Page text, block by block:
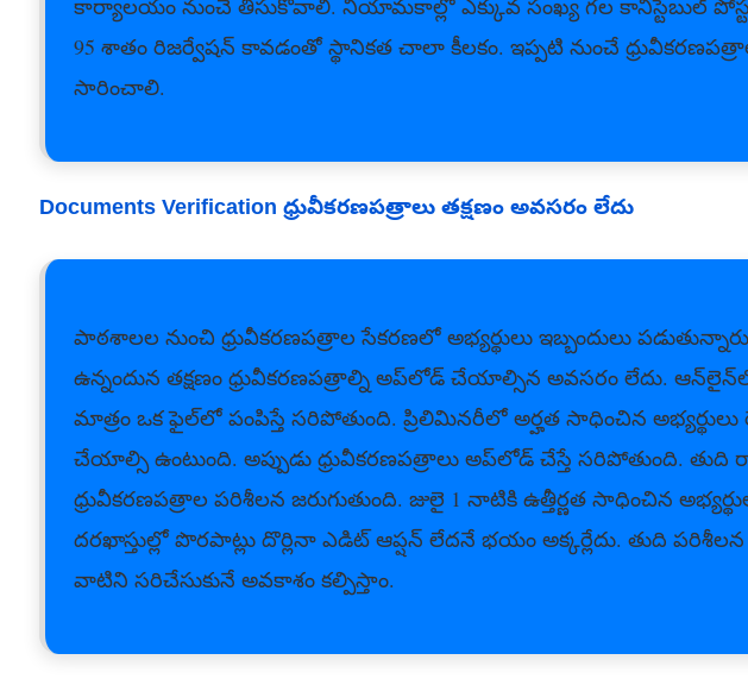
95 శాతం రిజర్వేషన్‌ కావడంతో స్థానికత చాలా కీలకం. ఇప్పటి నుంచే
సారించాలి.
Documents Verification ధ్రువీకరణపత్రాలు తక్షణం అవసరం లేదు
పాఠశాలల నుంచి ధ్రువీకరణపత్రాల సేకరణలో అభ్యర్థులు ఇబ్బందులు
ఉన్నందున తక్షణం ధ్రువీకరణపత్రాల్ని అప్‌లోడ్‌ చేయాల్సిన అవసరం లేదు.
మాత్రం ఒక ఫైల్‌లో పంపిస్తే సరిపోతుంది. ప్రిలిమినరీలో అర్హత సాధించిన
చేయాల్సి ఉంటుంది. అప్పుడు ధ్రువీకరణపత్రాలు అప్‌లోడ్‌ చేస్తే సరిపోతుంది.
ధ్రువీకరణపత్రాల పరిశీలన జరుగుతుంది. జులై 1 నాటికి ఉత్తీర్ణత సాధించిన
దరఖాస్తుల్లో పొరపాట్లు దొర్లినా ఎడిట్‌ ఆప్షన్‌ లేదనే భయం అక్కర్లేదు. తుది
వాటిని సరిచేసుకునే అవకాశం కల్పిస్తాం.